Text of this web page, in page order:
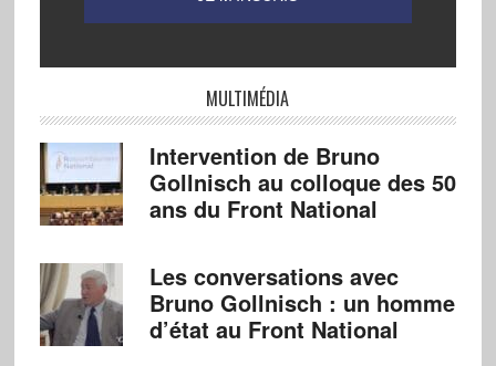
MULTIMÉDIA
Intervention de Bruno
Gollnisch au colloque des 50
ans du Front National
Les conversations avec
Bruno Gollnisch : un homme
d’état au Front National